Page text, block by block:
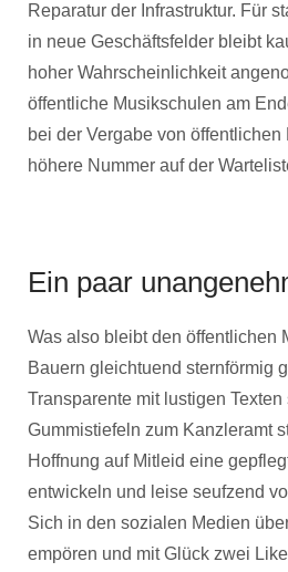
Reparatur der Infrastruktur. Für
in neue Geschäftsfelder bleibt
hoher Wahrscheinlichkeit
öffentliche Musikschulen am
bei der Vergabe von
höhere Nummer auf der
Ein paar
Was also bleibt den öffentlichen
Bauern gleichtuend sternförmig
Transparente mit lustigen
Gummistiefeln zum Kanzleramt
Hoffnung auf Mitleid eine
entwickeln und leise seufzend
Sich in den sozialen Medien
empören und mit Glück zwei